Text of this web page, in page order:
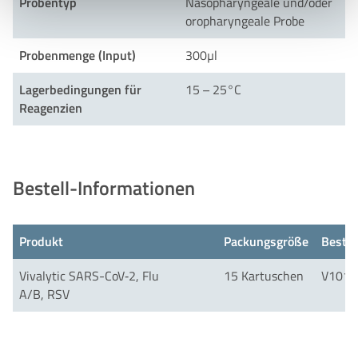
oropharyngeale Probe
Probenmenge (Input)
300µl
Lagerbedingungen für
Reagenzien
15 – 25°C
Bestell-Informationen
Produkt Packungsgröße
Vivalytic SARS-CoV‑2, Flu
A/B, RSV
15 Kartuschen V1017